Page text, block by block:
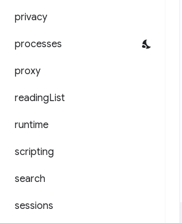
privacy
processes
proxy
readingList
runtime
scripting
search
sessions